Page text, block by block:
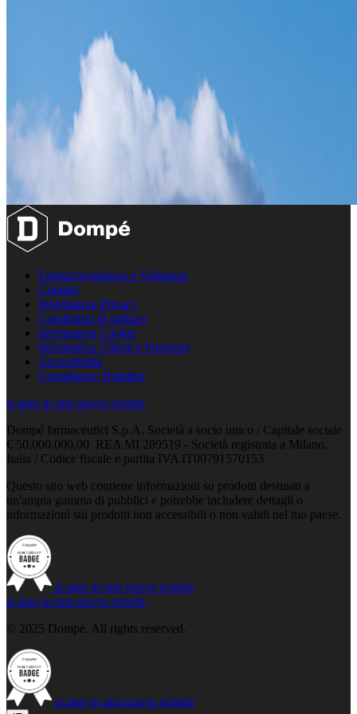
Farmacovigilanza e Vigilanza
Contatti
Informativa Privacy
Condizioni di utilizzo
Informativa Cookie
Informativa Clienti e Fornitori
Accessibilità
Compliance Helpline
si apre in una nuova scheda
Dompé farmaceutici S.p.A. Società a socio unico / Capitale sociale
€ 50.000.000,00 REA MI 289519 - Società registrata a Milano,
Italia / Codice fiscale e partita IVA IT00791570153
Questo sito web contiene informazioni su prodotti destinati a
un'ampia gamma di pubblici e potrebbe includere dettagli o
informazioni sui prodotti non accessibili o non validi nel tuo paese.
si apre in una nuova scheda
si apre in una nuova scheda
© 2025 Dompé. All rights reserved.
si apre in una nuova scheda